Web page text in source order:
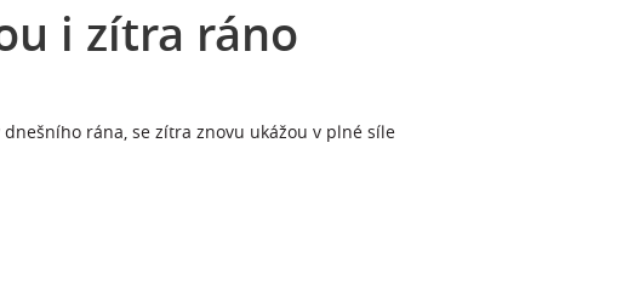
i zítra ráno
rána, se zítra znovu ukážou v plné síle